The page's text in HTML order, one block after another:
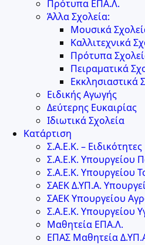
Πρότυπα ΕΠΑ.Λ.
Άλλα Σχολεία:
Μουσικά
Καλλιτεχνικά
Πρότυπα
Πειραματικά
Εκκλησιαστικά
Ειδικής Αγωγής
Δεύτερης Ευκαιρίας
Ιδιωτικά Σχολεία
Κατάρτιση
Σ.Α.Ε.Κ. – Ειδικότητες
Σ.Α.Ε.Κ. Υπουργείου
Σ.Α.Ε.Κ. Υπουργείου
ΣΑΕΚ Δ.ΥΠ.Α.
ΣΑΕΚ Υπουργείου
Σ.Α.Ε.Κ. Υπουργείου
Μαθητεία ΕΠΑ.Λ.
ΕΠΑΣ Μαθητεία